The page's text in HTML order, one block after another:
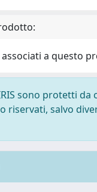
a questo
sono protetti da
riservati, salvo